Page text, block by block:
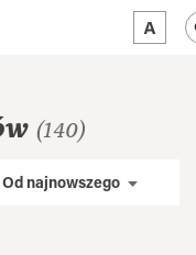
(140)
Od najnowszego